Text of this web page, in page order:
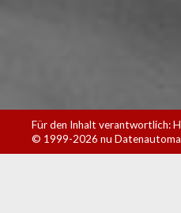
Für den Inhalt verantwortlich:
© 1999-2026 nu